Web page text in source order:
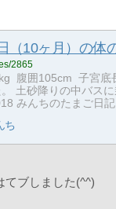
（10ヶ月）の体
2865
腹囲105cm 子宮
土砂降りの中バス
みんちのたまご日
ち
てブしました(^^)